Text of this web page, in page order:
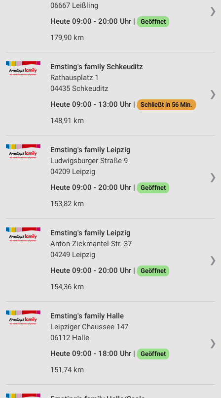
❯
06667 Leißling
Heute 09:00 - 20:00 Uhr |
Geöffnet
179,90 km
❯
Ernsting's family Schkeuditz
Rathausplatz 1
04435 Schkeuditz
Heute 09:00 - 13:00 Uhr |
Schließt in 56 Min.
148,91 km
❯
Ernsting's family Leipzig
Ludwigsburger Straße 9
04209 Leipzig
Heute 09:00 - 20:00 Uhr |
Geöffnet
153,82 km
❯
Ernsting's family Leipzig
Anton-Zickmantel-Str. 37
04249 Leipzig
Heute 09:00 - 20:00 Uhr |
Geöffnet
154,36 km
❯
Ernsting's family Halle
Leipziger Chaussee 147
06112 Halle
Heute 09:00 - 18:00 Uhr |
Geöffnet
151,74 km